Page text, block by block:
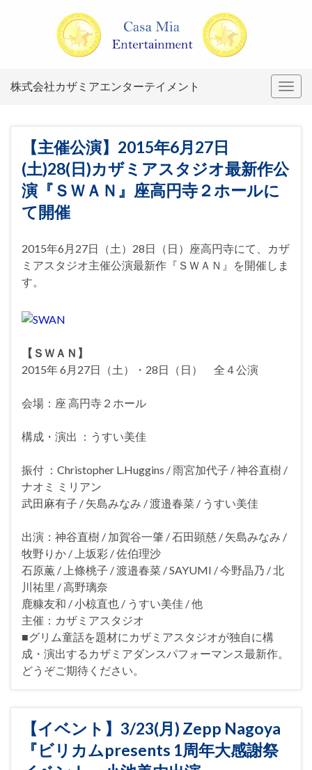
株式会社カザミアエンターテイメント
【主催公演】2015年6月27日
(土)28(日)カザミアスタジオ最新作公
演『ＳＷＡＮ』座高円寺２ホールに
て開催
2015年6月27日（土）28日（日）座高円寺にて、カザ
ミアスタジオ主催公演最新作『ＳＷＡＮ』を開催しま
す。
【ＳＷＡＮ】
2015年 6月27日（土）・28日（日） 全４公演
会場：座 高円寺２ホール
構成・演出 ：うすい美佳
振付 ：Christopher L.Huggins / 雨宮加代子 / 神谷直樹 /
ナオミ ミリアン
武田麻有子 / 矢島みなみ / 渡邉春菜 / うすい美佳
出演：神谷直樹 / 加賀谷一肇 / 石田顕慈 / 矢島みなみ /
牧野りか / 上坂彩 / 佐伯理沙
石原薫 / 上條桃子 / 渡邉春菜 / SAYUMI / 今野晶乃 / 北
川祐里 / 高野璃奈
鹿糠友和 / 小椋直也 / うすい美佳 / 他
主催：カザミアスタジオ
■グリム童話を題材にカザミアスタジオが独自に構
成・演出するカザミアダンスパフォーマンス最新作。
どうぞご期待ください。
【イベント】3/23(月) Zepp Nagoya
『ビリカムpresents 1周年大感謝祭